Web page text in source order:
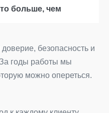
больше, чем
безопасность и
годы работы мы
можно опереться.